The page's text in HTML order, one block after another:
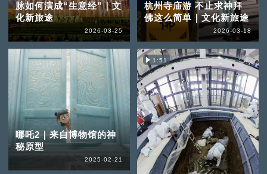
脉如何演成“生意经”｜文
化新旅途
2026-03-25
杭州寺庙游 不止求神拜
佛这么简单｜文化新旅途
2026-03-18
哪吒2｜来自博物馆的神
秘原型
2025-02-21
1:51